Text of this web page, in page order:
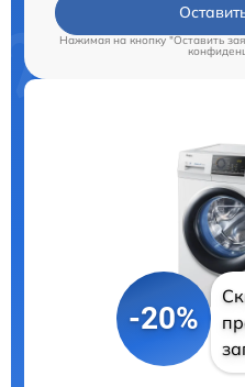
Нажимая на кнопку "Оставить
-20%